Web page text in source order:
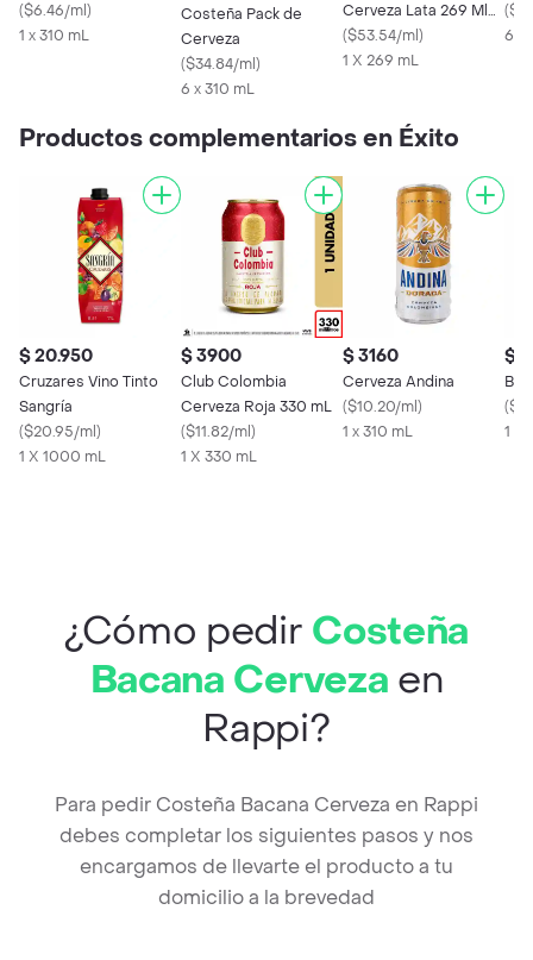
($6.46/ml)
1 x 310 mL
Costeña Pack de
Cerveza
($34.84/ml)
6 x 310 mL
Cerveza Lata 269 Ml
X6
($53.54/ml)
1 X 269 mL
(
6 x
Productos complementarios en Éxito
$ 20.950
Cruzares Vino Tinto
Sangría
($20.95/ml)
1 X 1000 mL
$ 3900
Club Colombia
Cerveza Roja 330 mL
($11.82/ml)
1 X 330 mL
$ 3160
Cerveza Andina
($10.20/ml)
1 x 310 mL
$
(
1 X
¿Cómo pedir Costeña
Bacana Cerveza en
Rappi?
Para pedir Costeña Bacana Cerveza en Rappi
debes completar los siguientes pasos y nos
encargamos de llevarte el producto a tu
domicilio a la brevedad